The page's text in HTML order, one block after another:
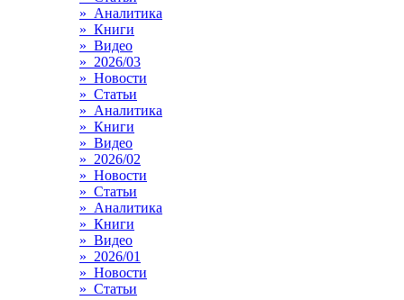
» Аналитика
» Книги
» Видео
» 2026/03
» Новости
» Статьи
» Аналитика
» Книги
» Видео
» 2026/02
» Новости
» Статьи
» Аналитика
» Книги
» Видео
» 2026/01
» Новости
» Статьи